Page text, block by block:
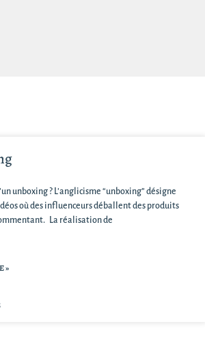
unboxing ? L’anglicisme “unboxing” désigne
où des influenceurs déballent des produits
La réalisation de
»